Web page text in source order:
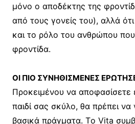
μόνο ο αποδέκτης της
από τους γονείς του), αλλά
και το ρόλο του ανθρώπου
φροντίδα.
OΙ ΠΙΟ ΣΥΝΗΘΙΣΜΕΝΕΣ
Προκειμένου να αποφασίσετε
παιδί σας σκύλο, θα πρέπει να
βασικά πράγματα. Tο Vita